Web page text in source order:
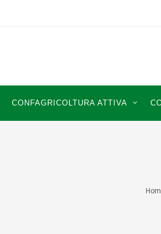
CONFAGRICOLTURA ATTIVA